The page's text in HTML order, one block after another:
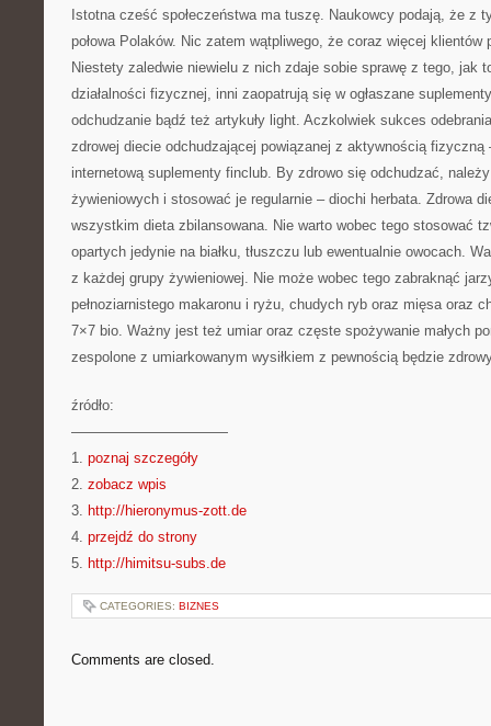
Istotna cześć społeczeństwa ma tuszę. Naukowcy podają, że z
połowa Polaków. Nic zatem wątpliwego, że coraz więcej klientów
Niestety zaledwie niewielu z nich zdaje sobie sprawę z tego, jak
działalności fizycznej, inni zaopatrują się w ogłaszane
odchudzanie bądź też artykuły light. Aczkolwiek sukces
zdrowej diecie odchudzającej powiązanej z aktywnością fizyczną
internetową suplementy finclub. By zdrowo się odchudzać,
żywieniowych i stosować je regularnie – diochi herbata. Zdrowa
wszystkim dieta zbilansowana. Nie warto wobec tego stosować
opartych jedynie na białku, tłuszczu lub ewentualnie owocach.
z każdej grupy żywieniowej. Nie może wobec tego zabraknąć
pełnoziarnistego makaronu i ryżu, chudych ryb oraz mięsa oraz
7×7 bio. Ważny jest też umiar oraz częste spożywanie małych
zespolone z umiarkowanym wysiłkiem z pewnością będzie
źródło:
———————————
1. poznaj szczegóły
2. zobacz wpis
3. http://hieronymus-zott.de
4. przejdź do strony
5. http://himitsu-subs.de
CATEGORIES: BIZNES
Comments are closed.